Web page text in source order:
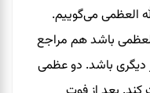
العظمی می‌گوییم.
باشد هم مراجع
دیگری باشد. دو عظمی